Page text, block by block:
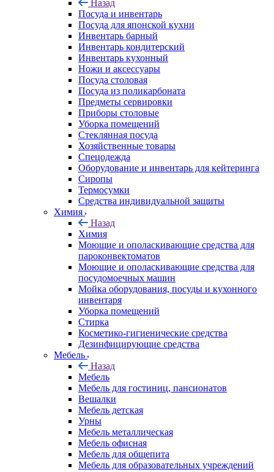
Назад
Посуда и инвентарь
Посуда для японской кухни
Инвентарь барный
Инвентарь кондитерский
Инвентарь кухонный
Ножи и аксессуары
Посуда столовая
Посуда из поликарбоната
Предметы сервировки
Приборы столовые
Уборка помещений
Стеклянная посуда
Хозяйственные товары
Спецодежда
Оборудование и инвентарь для кейтеринга
Сиропы
Термосумки
Средства индивидуальной защиты
Химия
Назад
Химия
Моющие и ополаскивающие средства для
пароконвектоматов
Моющие и ополаскивающие средства для
посудомоечных машин
Мойка оборудования, посуды и кухонного
инвентаря
Уборка помещений
Стирка
Косметико-гигиенические средства
Дезинфицирующие средства
Мебель
Назад
Мебель
Мебель для гостиниц, пансионатов
Вешалки
Мебель детская
Урны
Мебель металлическая
Мебель офисная
Мебель для общепита
Мебель для образовательных учреждений